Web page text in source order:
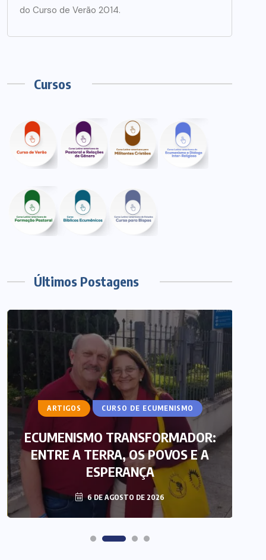
do Curso de Verão 2014.
Cursos
Últimos Postagens
ARTIGOS CURSO DE ECUMENISMO
ECUMENISMO TRANSFORMADOR:
ENTRE A TERRA, OS POVOS E A
ESPERANÇA
6 DE AGOSTO DE 2026